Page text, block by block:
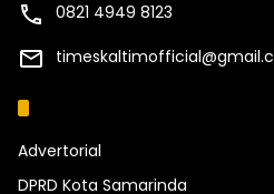
0821 4949 8123
Advertorial
DPRD Kota Samarinda